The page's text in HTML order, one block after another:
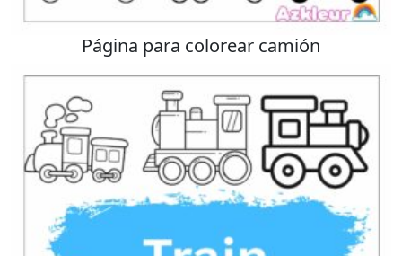
Página para colorear camión